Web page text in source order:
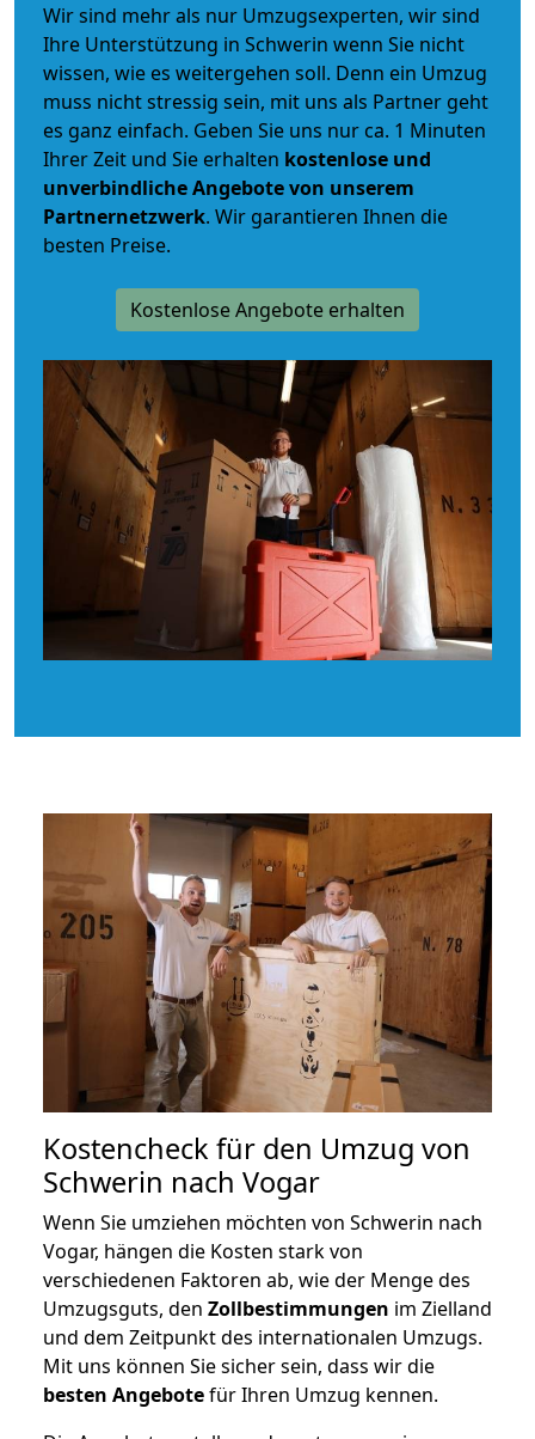
Wir sind mehr als nur Umzugsexperten, wir sind
Ihre Unterstützung in Schwerin wenn Sie nicht
wissen, wie es weitergehen soll. Denn ein Umzug
muss nicht stressig sein, mit uns als Partner geht
es ganz einfach. Geben Sie uns nur ca. 1 Minuten
Ihrer Zeit und Sie erhalten kostenlose und
unverbindlicheAngebote von unserem
Partnernetzwerk. Wir garantieren Ihnen die
besten Preise.
Kostenlose Angebote erhalten
Kostencheck für den Umzug von
Schwerin nach Vogar
Wenn Sie umziehen möchten von Schwerin nach
Vogar, hängen die Kosten stark von
verschiedenen Faktoren ab, wie der Menge des
Umzugsguts, den Zollbestimmungen im Zielland
und dem Zeitpunkt des internationalen Umzugs.
Mit uns können Sie sicher sein, dass wir die
besten Angebotefür Ihren Umzug kennen.